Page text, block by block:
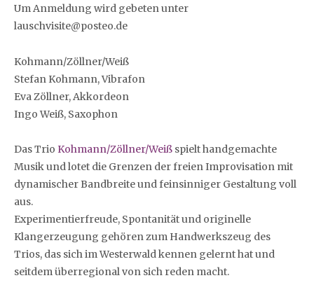
Um Anmeldung wird gebeten unter
lauschvisite@posteo.de
Kohmann/Zöllner/Weiß
Stefan Kohmann, Vibrafon
Eva Zöllner, Akkordeon
Ingo Weiß, Saxophon
Das Trio Kohmann/Zöllner/Weiß spielt handgemachte
Musik und lotet die Grenzen der freien Improvisation mit
dynamischer Bandbreite und feinsinniger Gestaltung voll
aus.
Experimentierfreude, Spontanität und originelle
Klangerzeugung gehören zum Handwerkszeug des
Trios, das sich im Westerwald kennen gelernt hat und
seitdem überregional von sich reden macht.